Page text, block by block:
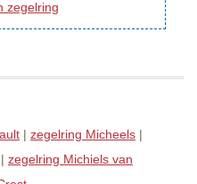
zegelring
| zegelring Micheels |
| zegelring Michiels van